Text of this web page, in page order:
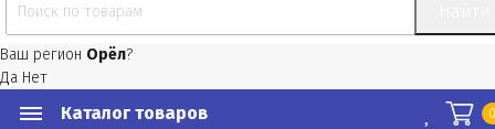
Ваш регион Орёл?
Да Нет
Каталог товаров